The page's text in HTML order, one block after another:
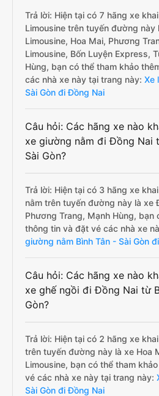
Trả lời: Hiện tại có 7 hãng xe
Limousine trên tuyến đường này
Limousine, Hoa Mai, Phương
Limousine, Bốn Luyện Express,
Hùng, bạn có thể tham khảo
các nhà xe này tại trang này: Xe
Sài Gòn đi Đồng Nai
Câu hỏi: Các hãng xe nào
xe giường nằm đi Đồng Nai
Sài Gòn?
Trả lời: Hiện tại có 3 hãng xe
nằm trên tuyến đường này là xe
Phương Trang, Mạnh Hùng, bạn
thông tin và đặt vé các nhà xe
giường nằm Bình Tân - Sài Gòn
Câu hỏi: Các hãng xe nào
xe ghế ngồi đi Đồng Nai từ
Gòn?
Trả lời: Hiện tại có 2 hãng xe
trên tuyến đường này là xe Hoa
Limousine, bạn có thể tham
vé các nhà xe này tại trang này:
Sài Gòn đi Đồng Nai